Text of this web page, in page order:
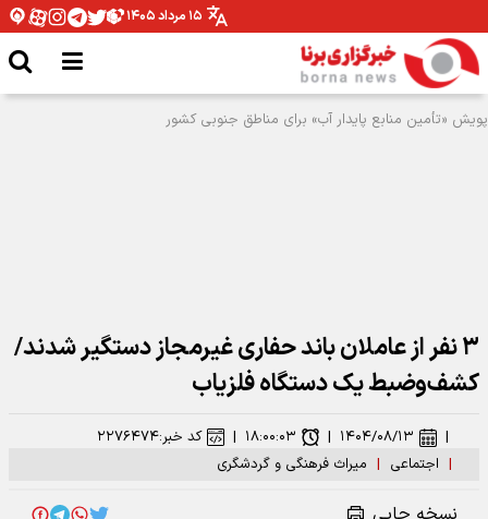
۱۵ مرداد ۱۴۰۵
شومی و نحسی ماه صفر فقط مربوط به همان سال رحلت پیامبر اکرم بوده است
۳ نفر از عاملان باند حفاری غیرمجاز دستگیر شدند/
کشف‌وضبط یک دستگاه فلزیاب
| اجتماعی | میراث فرهنگی و گردشگری
| ۱۴۰۴/۰۸/۱۳ | ۱۸:۰۰:۰۳ | کد خبر:۲۲۷۶۴۷۴